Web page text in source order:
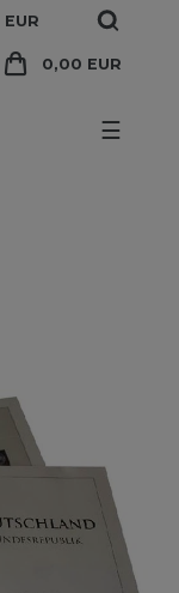
EUR
0,00 EUR
☰